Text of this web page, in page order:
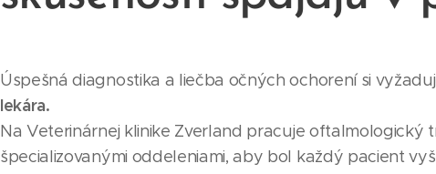
Úspešná diagnostika a liečba očných ochorení si
lekára.
Na Veterinárnej klinike Zverland pracuje oftalmologický
špecializovanými oddeleniami, aby bol každý pacient